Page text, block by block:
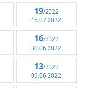
19/2022
15.07.2022.
16/2022
30.06.2022.
13/2022
09.06.2022.